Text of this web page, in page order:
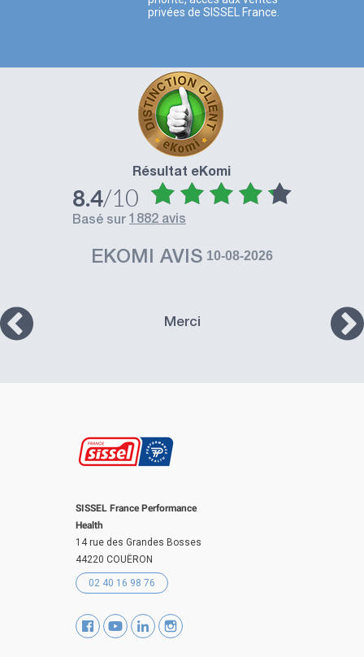
privées de SISSEL France.
Résultat eKomi
8.4/10
basé sur 1882 avis
EKOMI AVIS 10-08-2026
Merci
SISSEL France Performance
Health
14 rue des Grandes Bosses
44220 COUËRON
02 40 16 98 76